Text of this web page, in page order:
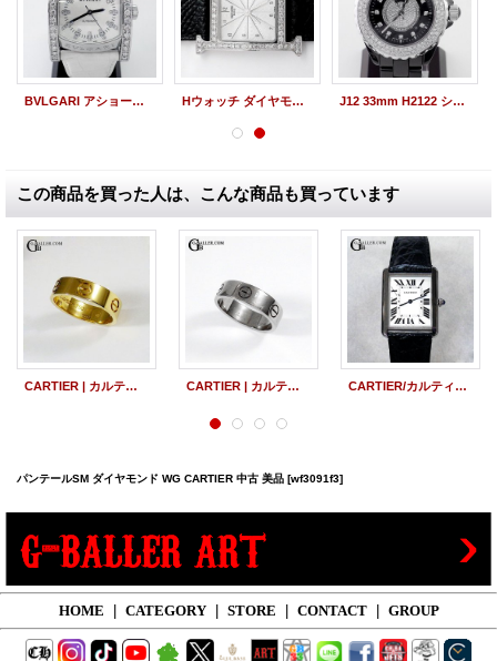
BVLGARI アショーマ ホワイトシェル盤 アフターダイヤ Hウォッチ ダイヤモンド HERMES HH1.210 シルバーギョーシェ J12 33mm H2122 シャネルアフターダイヤベゼル
この商品を買った人は、こんな商品も買っています
CARTIER | カルティエ ラブリング ペア YG WG 中古 美品 CARTIER | カルティエ ラブリング WG 中古 美品 CARTIER/カルティエ タンクソロSM 中古美品
パンテールSM ダイヤモンド WG CARTIER 中古 美品 [wf3091f3]
HOME | CATEGORY | STORE | CONTACT | GROUP